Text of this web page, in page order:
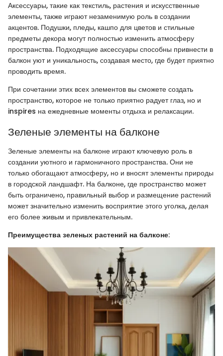
Аксессуары, такие как текстиль, растения и искусственные
элементы, также играют незаменимую роль в создании
акцентов. Подушки, пледы, кашпо для цветов и стильные
предметы декора могут полностью изменить атмосферу
пространства. Подходящие аксессуары способны привнести в
балкон уют и уникальность, создавая место, где будет приятно
проводить время.
При сочетании этих всех элементов вы сможете создать
пространство, которое не только приятно радует глаз, но и
inspires на ежедневные моменты отдыха и релаксации.
Зеленые элементы на балконе
Зеленые элементы на балконе играют ключевую роль в
создании уютного и гармоничного пространства. Они не
только обогащают атмосферу, но и вносят элементы природы
в городской ландшафт. На балконе, где пространство может
быть ограничено, правильный выбор и размещение растений
может значительно изменить восприятие этого уголка, делая
его более живым и привлекательным.
Преимущества зеленых растений на балконе: